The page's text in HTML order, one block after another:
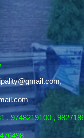
,
, 9748219100 ,